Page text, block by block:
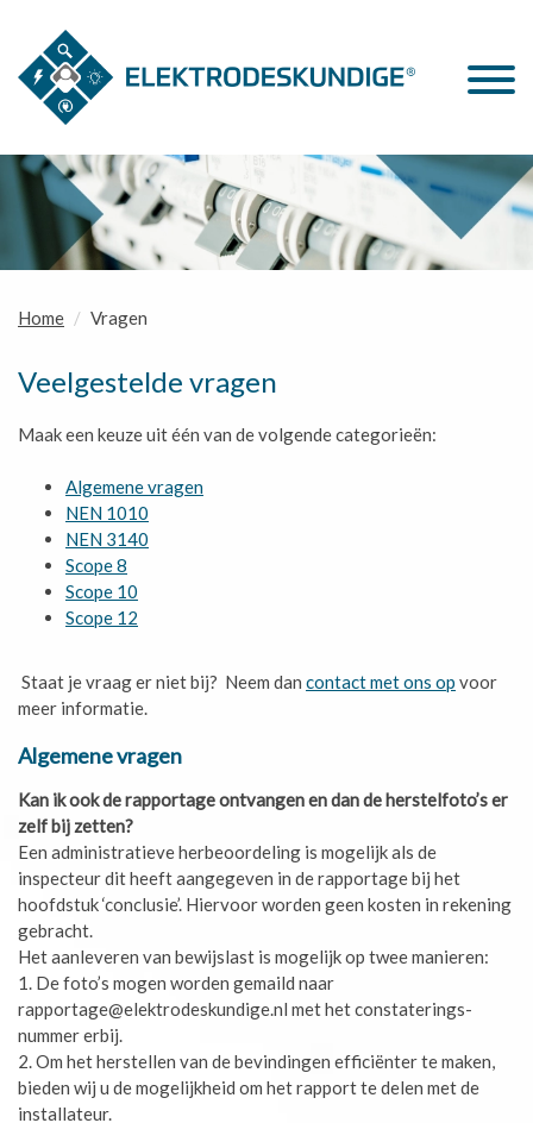
Home Vragen
Veelgestelde vragen
Maak een keuze uit één van de volgende categorieën:
Algemene vragen
NEN 1010
NEN 3140
Scope 8
Scope 10
Scope 12
Staat je vraag er niet bij? Neem dan contact met ons op voor
meer informatie.
Algemene vragen
Kan ik ook de rapportage ontvangen en dan de herstelfoto’s er
zelf bij zetten?
Een administratieve herbeoordeling is mogelijk als de
inspecteur dit heeft aangegeven in de rapportage bij het
hoofdstuk ‘conclusie’. Hiervoor worden geen kosten in rekening
gebracht.
Het aanleveren van bewijslast is mogelijk op twee manieren:
1. De foto’s mogen worden gemaild naar
rapportage@elektrodeskundige.nl met het constaterings-
nummer erbij.
2. Om het herstellen van de bevindingen efficiënter te maken,
bieden wij u de mogelijkheid om het rapport te delen met de
installateur.